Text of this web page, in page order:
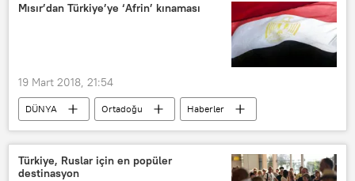
TÜRKİYE
SANA
Mısır’dan Türkiye’ye ‘Afrin’ kınaması
19 Mart 2018, 21:54
DÜNYA Ortadoğu
Haberler
Mısır
Suriye
Afrin
TÜRKİYE
Mısır Dışişleri Bakanlığı
Türkiye, Ruslar için en popüler
destinasyon